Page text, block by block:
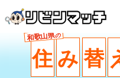
和歌山県の
住み替